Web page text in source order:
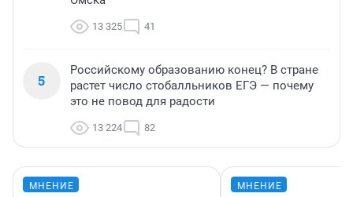
13 325 41
5
Российскому образованию конец? В стране
растет число стобалльников ЕГЭ — почему
это не повод для радости
13 224 82
МНЕНИЕ МНЕНИЕ